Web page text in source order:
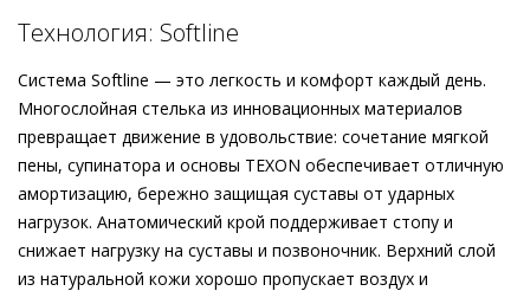
Технология: Softline
Система Softline — это легкость и комфорт каждый день.
Многослойная стелька из инновационных материалов
превращает движение в удовольствие: сочетание мягкой
пены, супинатора и основы TEXON обеспечивает отличную
амортизацию, бережно защищая суставы от ударных
нагрузок. Анатомический крой поддерживает стопу и
снижает нагрузку на суставы и позвоночник. Верхний слой
из натуральной кожи хорошо пропускает воздух и